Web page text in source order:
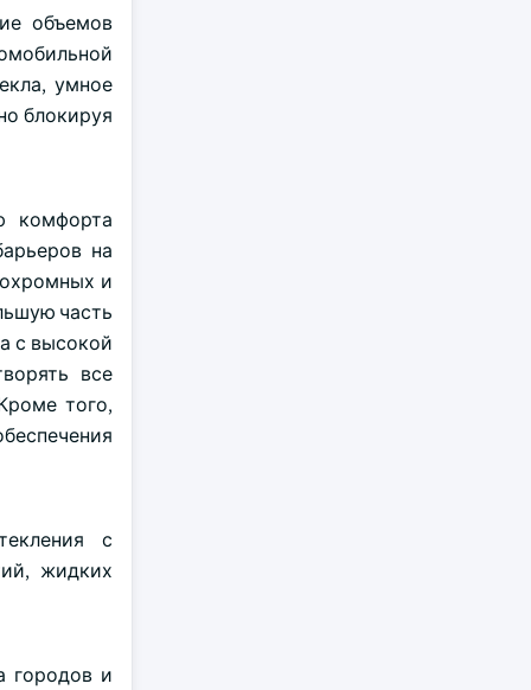
объемов
умное
блокируя
комфорта
на
и
часть
с высокой
все
того,
с
жидких
городов и